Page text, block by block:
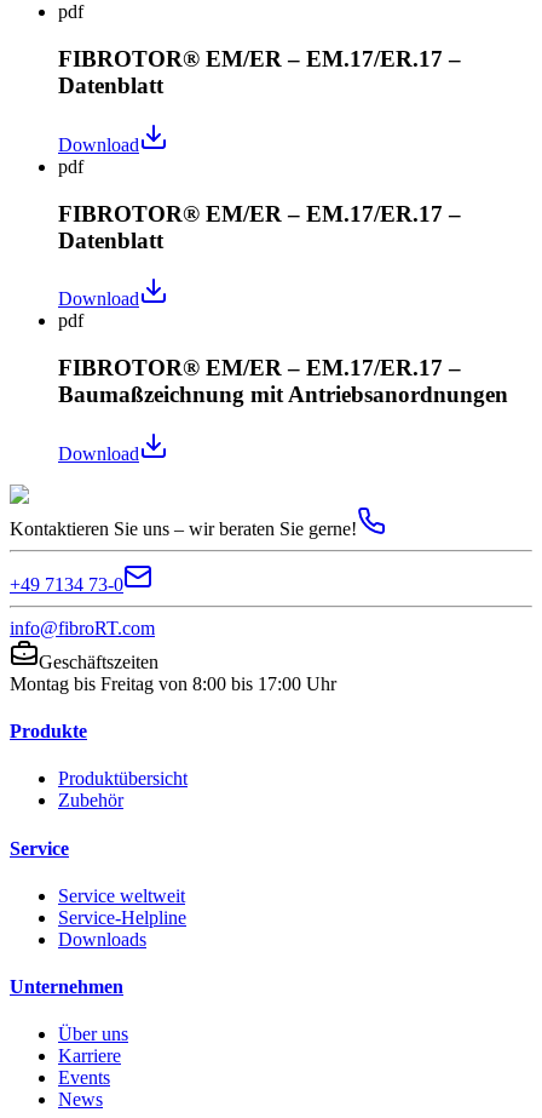
pdf
FIBROTOR® EM/ER – EM.17/ER.17 –
Datenblatt
Download
pdf
FIBROTOR® EM/ER – EM.17/ER.17 –
Datenblatt
Download
pdf
FIBROTOR® EM/ER – EM.17/ER.17 –
Baumaßzeichnung mit Antriebsanordnungen
Download
Kontaktieren Sie uns – wir beraten Sie gerne!
+49 7134 73-0
info@fibroRT.com
Geschäftszeiten
Montag bis Freitag von 8:00 bis 17:00 Uhr
Produkte
Produktübersicht
Zubehör
Service
Service weltweit
Service-Helpline
Downloads
Unternehmen
Über uns
Karriere
Events
News